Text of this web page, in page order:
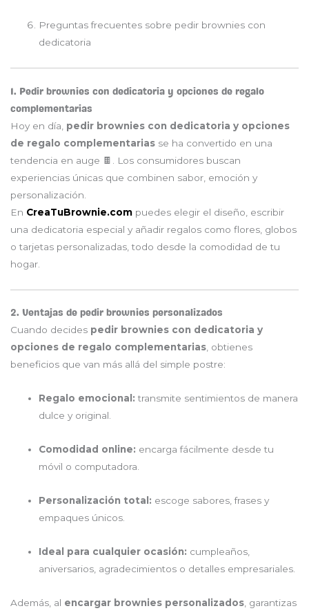
Preguntas frecuentes sobre pedir brownies con
dedicatoria
1. Pedir brownies con dedicatoria y opciones de regalo
complementarias
Hoy en día, pedir brownies con dedicatoria y opciones
de regalo complementarias se ha convertido en una
tendencia en auge 🍫. Los consumidores buscan
experiencias únicas que combinen sabor, emoción y
personalización.
En CreaTuBrownie.com puedes elegir el diseño, escribir
una dedicatoria especial y añadir regalos como flores, globos
o tarjetas personalizadas, todo desde la comodidad de tu
hogar.
2. Ventajas de pedir brownies personalizados
Cuando decides pedir brownies con dedicatoria y
opciones de regalo complementarias , obtienes
beneficios que van más allá del simple postre:
Regalo emocional: transmite sentimientos de manera
dulce y original.
Comodidad online: encarga fácilmente desde tu
móvil o computadora.
Personalización total: escoge sabores, frases y
empaques únicos.
Ideal para cualquier ocasión: cumpleaños,
aniversarios, agradecimientos o detalles empresariales.
Además, al encargar brownies personalizados , garantizas